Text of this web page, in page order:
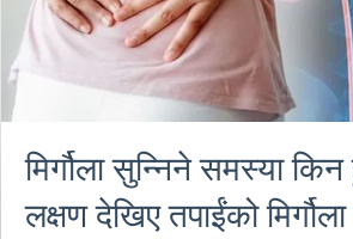
मिर्गौला सुन्निने समस्या
लक्षण देखिए तपाईंको